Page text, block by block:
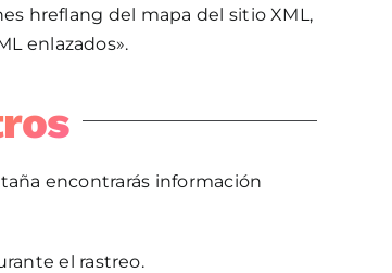
hreflang del mapa del sitio XML,
enlazados».
encontrarás información
el rastreo.